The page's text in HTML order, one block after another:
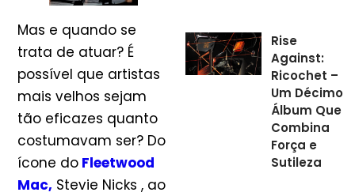
Mas e quando se
trata de atuar? É
possível que artistas
mais velhos sejam
tão eficazes quanto
costumavam ser? Do
ícone do Fleetwood
Mac, Stevie Nicks , ao
Rise
Against:
Ricochet –
Um Décimo
Álbum Que
Combina
Força e
Sutileza